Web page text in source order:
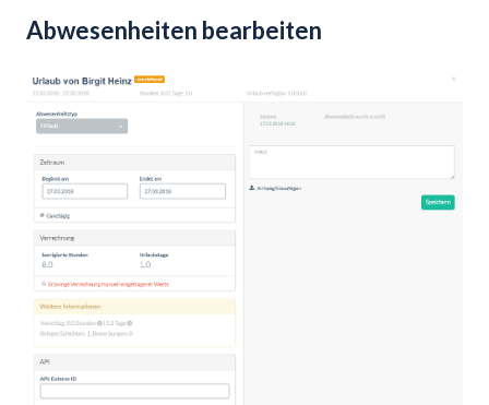
Abwesenheiten bearbeiten